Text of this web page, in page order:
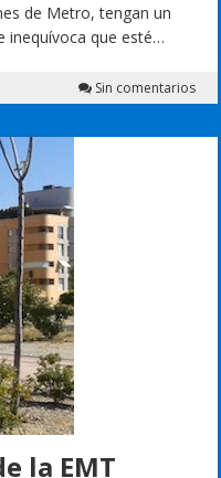
de Metro, tengan un
inequívoca que esté…
Sin comentarios
la EMT